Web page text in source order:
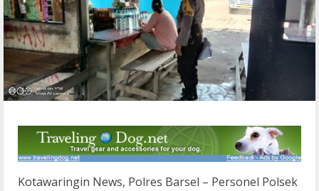
Kotawaringin News, Polres Barsel – Personel Polsek